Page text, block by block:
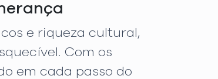
e riqueza cultural,
Com os
em cada passo do